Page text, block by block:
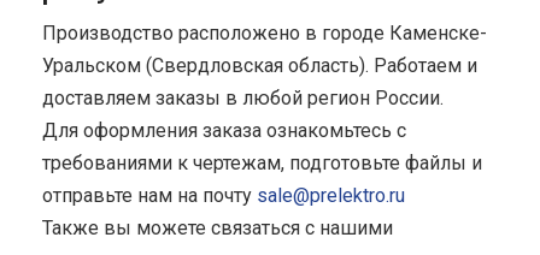
Производство расположено в городе Каменске-
Уральском (Свердловская область). Работаем и
доставляем заказы в любой регион России.
Для оформления заказа ознакомьтесь с
требованиями к чертежам, подготовьте файлы и
отправьте нам на почту sale@prelektro.ru
Также вы можете связаться с нашими